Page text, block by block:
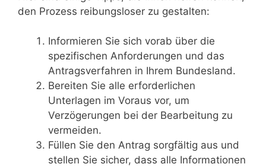
den Prozess reibungsloser zu gestalten:
Informieren Sie sich vorab über die
spezifischen Anforderungen und das
Antragsverfahren in Ihrem Bundesland.
Bereiten Sie alle erforderlichen
Unterlagen im Voraus vor, um
Verzögerungen bei der Bearbeitung zu
vermeiden.
Füllen Sie den Antrag sorgfältig aus und
stellen Sie sicher, dass alle Informationen